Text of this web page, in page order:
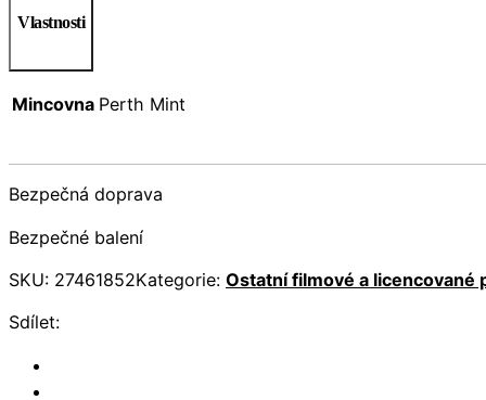
Vlastnosti
Mincovna Perth Mint
Bezpečná doprava
Bezpečné balení
SKU: 27461852Kategorie: Ostatní filmové a licencované
Sdílet: